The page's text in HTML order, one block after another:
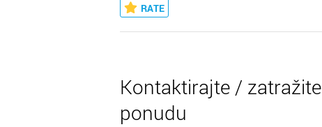
RATE
Kontaktirajte / zatražite
ponudu